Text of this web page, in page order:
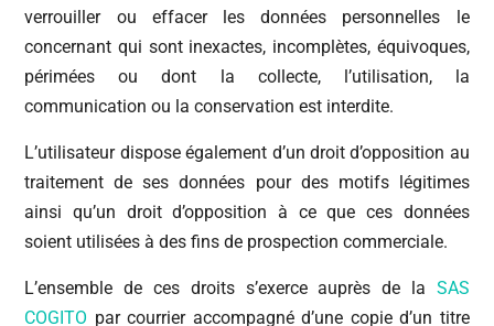
verrouiller ou effacer les données personnelles le
concernant qui sont inexactes, incomplètes, équivoques,
périmées ou dont la collecte, l’utilisation, la
communication ou la conservation est interdite.
L’utilisateur dispose également d’un droit d’opposition au
traitement de ses données pour des motifs légitimes
ainsi qu’un droit d’opposition à ce que ces données
soient utilisées à des fins de prospection commerciale.
L’ensemble de ces droits s’exerce auprès de la SAS
COGITO par courrier accompagné d’une copie d’un titre